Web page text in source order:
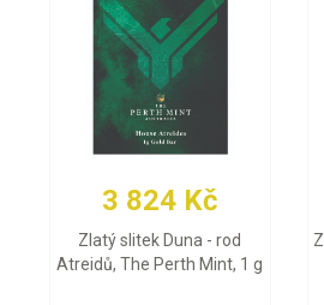
3 824 Kč
Zlatý slitek Duna - rod
Atreidů, The Perth Mint, 1 g